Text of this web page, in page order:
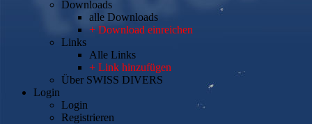
Downloads
alle Downloads
+ Download einreichen
Links
Alle Links
+ Link hinzufügen
Über SWISS DIVERS
Login
Login
Registrieren